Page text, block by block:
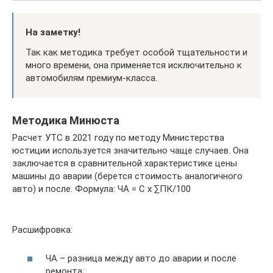
На заметку!
Так как методика требует особой тщательности и
много времени, она применяется исключительно к
автомобилям премиум-класса.
Методика Минюста
Расчет УТС в 2021 году по методу Министерства
юстиции используется значительно чаще случаев. Она
заключается в сравнительной характеристике цены
машины до аварии (берется стоимость аналогичного
авто) и после. Формула: ЧА = С х ∑ПК/100
Расшифровка:
ЧА – разница между авто до аварии и после